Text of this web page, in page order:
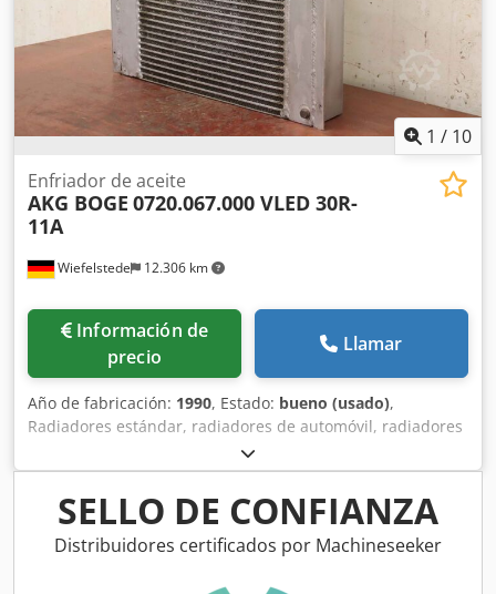
1 / 10
Wiefelstede 12.306 km
Enfriador de aceite
AKG BOGE 0720.067.000 VLED 30R-
11A
Información de
precio
Llamar
Año de fabricación: 1990, Estado: bueno (usado),
Radiadores estándar, radiadores de automóvil, radiadores
de aceite, intercambiadores de calor -Fabricante: AKG,
enfriador de aceite/aire de metal ligero del compresor de
tornillo Boge VLED 30R-11A -Tipo: 0720.067.000
Dedpevcxzaofx Airsck -Presión: máx. 15 bar -Dimensiones:
650/360/H550 mm -Peso: 40 kg
SELLO DE CONFIANZA
Distribuidores certificados por Machineseeker